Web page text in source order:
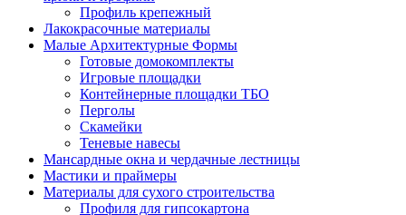
Профиль крепежный
Лакокрасочные материалы
Малые Архитектурные Формы
Готовые домокомплекты
Игровые площадки
Контейнерные площадки ТБО
Перголы
Скамейки
Теневые навесы
Мансардные окна и чердачные лестницы
Мастики и праймеры
Материалы для сухого строительства
Профиля для гипсокартона